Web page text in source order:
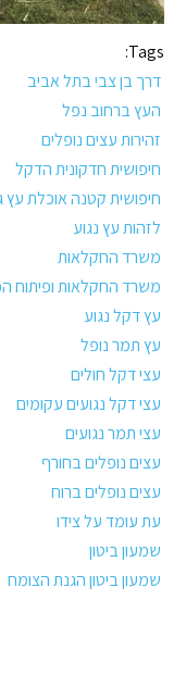
Tags:
דרך בן צבי בתל אביב
העץ ברחוב נפל
זהירות עצים נופלים
חיפושית חדקונית הדקל
חיפושית קטנה אוכלת עץ
לזהות עץ נגוע
משרד החקלאות
משרד החקלאות ופיתוח
עץ דקל נגוע
עץ תמר נופל
עצי דקל חולים
עצי דקל נגועים עקומים
עצי תמר נגועים
עצים נופלים בחורף
עצים נופלים ברוח
עת עומד על צידו
שמעון ביטון
שמעון ביטון הגנת הצומח